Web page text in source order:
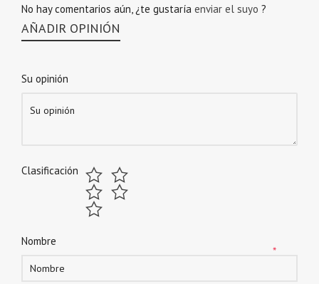
No hay comentarios aún, ¿te gustaría enviar el suyo ?
AÑADIR OPINIÓN
Su opinión
Clasificación
Nombre
*